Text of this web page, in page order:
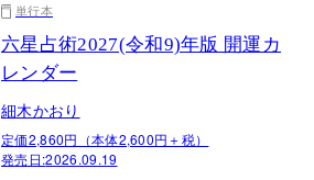
単行本
六星占術2027(令和9)年版 開運カ
レンダー
細木かおり
定価2,860円（本体2,600円＋税）
発売日:2026.09.19